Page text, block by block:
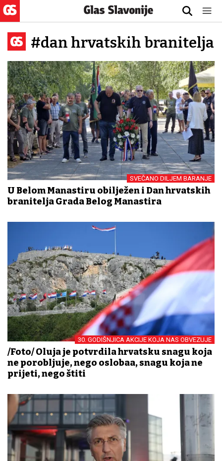
#dan hrvatskih branitelja
SVEČANO DILJEM BARANJE
U Belom Manastiru obilježen i Dan hrvatskih
branitelja Grada Belog Manastira
30. GODIŠNJICA AKCIJE KOJA NAS OBVEZUJE
/Foto/ Oluja je potvrdila hrvatsku snagu koja
ne porobljuje, nego oslobađa, snagu koja ne
prijeti, nego štiti